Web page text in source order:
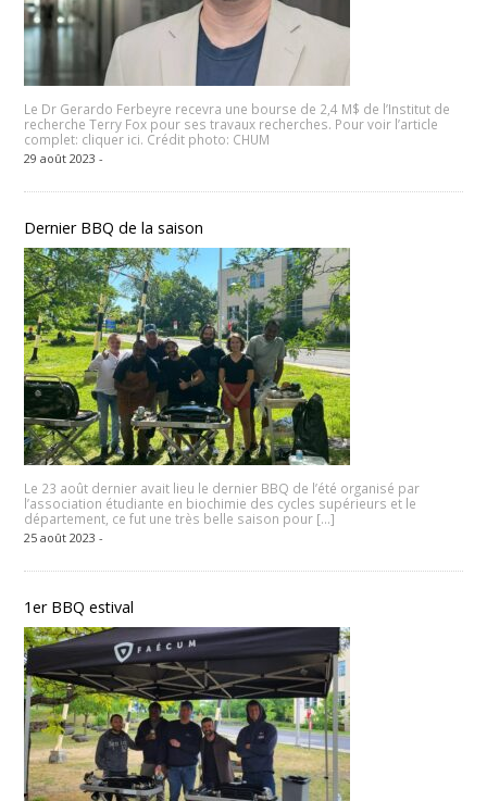
Le Dr Gerardo Ferbeyre recevra une bourse de 2,4 M$ de l’Institut de
recherche Terry Fox pour ses travaux recherches. Pour voir l’article
complet: cliquer ici. Crédit photo: CHUM
29 août 2023 -
Dernier BBQ de la saison
Le 23 août dernier avait lieu le dernier BBQ de l’été organisé par
l’association étudiante en biochimie des cycles supérieurs et le
département, ce fut une très belle saison pour […]
25 août 2023 -
1er BBQ estival